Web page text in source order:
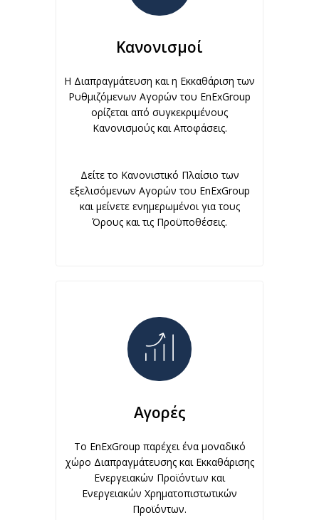
Κανονισμοί
Η Διαπραγμάτευση και η Εκκαθάριση των
Ρυθμιζόμενων Αγορών του EnExGroup
ορίζεται από συγκεκριμένους
Κανονισμούς και Αποφάσεις.
Δείτε το Κανονιστικό Πλαίσιο των
εξελισόμενων Αγορών του EnExGroup
και μείνετε ενημερωμένοι για τους
Όρους και τις Προϋποθέσεις.
Αγορές
Το EnExGroup παρέχει ένα μοναδικό
χώρο Διαπραγμάτευσης και Εκκαθάρισης
Ενεργειακών Προϊόντων και
Ενεργειακών Χρηματοπιστωτικών
Προϊόντων.